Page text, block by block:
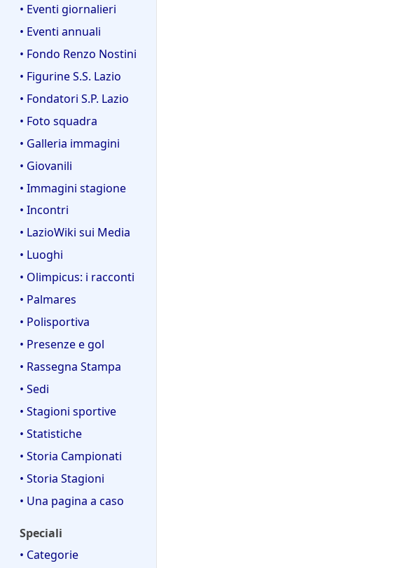
• Eventi giornalieri
• Eventi annuali
• Fondo Renzo Nostini
• Figurine S.S. Lazio
• Fondatori S.P. Lazio
• Foto squadra
• Galleria immagini
• Giovanili
• Immagini stagione
• Incontri
• LazioWiki sui Media
• Luoghi
• Olimpicus: i racconti
• Palmares
• Polisportiva
• Presenze e gol
• Rassegna Stampa
• Sedi
• Stagioni sportive
• Statistiche
• Storia Campionati
• Storia Stagioni
• Una pagina a caso
Speciali
• Categorie